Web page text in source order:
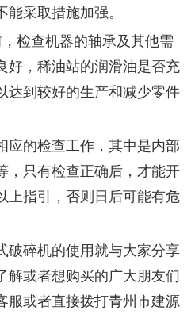
采取措施加强。
查机器的轴承及其他需
好，稀油站的润滑油是否充
达到较好的生产和减少零件
的检查工作，其中是内部
，只有检查正确后，才能开
上指引，否则日后可能有危
碎机的使用就与大家分享
解或者想购买的广大朋友们
服或者直接拨打青州市建源